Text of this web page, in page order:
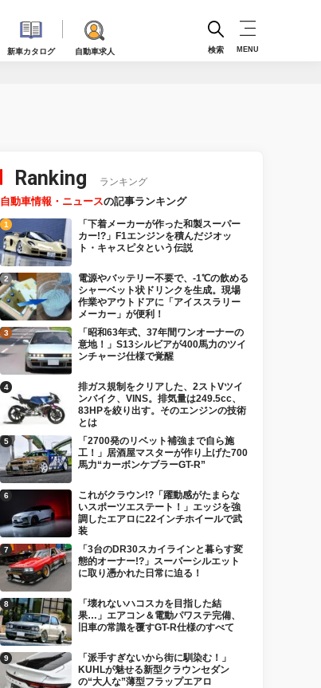
新車カタログ 自動車求人 検索 MENU
Ranking ランキング
自動車情報・ニュースの記事ランキング
「下着メーカーが作った和製スーパー
カー!?」F1エンジンを積んだジオッ
ト・キャスピタという伝説
電源やバッテリー不要で、-1℃の飲める
シャーベット状ドリンクを生成。現場
作業やアウトドアに「アイススラリー
メーカー」が便利！
「昭和63年式、37年間ワンオーナーの
意地！」S13シルビアが400馬力のツイ
ンチャージ仕様で覚醒
排ガス規制をクリアした、2ストVツイ
ンバイク、VINS。排気量は249.5cc、
83HPを絞り出す。そのエンジンの技術
とは
「2700発のリベット補強まで自ら施
工！」居酒屋マスターが作り上げた700
馬力“カーボンケブラーGT-R”
これがクラウン!?「躍動感がたまらな
いスポーツエステート！」エッジを強
調したエアロに22インチホイールで武
装
「3台のDR30スカイラインと暮らす変
態的オーナー!?」スーパーシルエット
に取り憑かれた日常に迫る！
「壊れないハコスカを目指した結
果…」エアコン＆電動パワステ完備、
旧車の常識を覆すGT-R仕様のすべて
「派手すぎないから街に馴染む！」
KUHLが魅せる新型クラウンセダン
の“大人な”薄型フラップエアロ